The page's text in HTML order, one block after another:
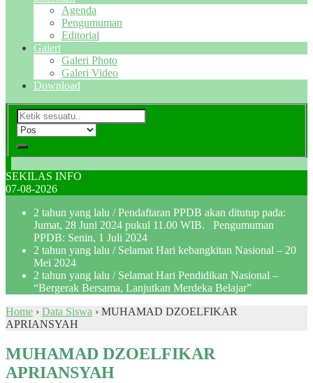
Agenda
Pengumuman
Editorial
Galeri
Galeri Photo
Galeri Video
Download
SEKILAS INFO
07-08-2026
2 tahun yang lalu / Pendaftaran PPDB akan ditutup pada:
Jumat, 28 Juni 2024 pukul 11.00 WIB. Pengumuman
PPDB: Senin, 1 Juli 2024
2 tahun yang lalu / Selamat Hari kebangkitan Nasional – 20
Mei 2024
2 tahun yang lalu / Selamat Hari Pendidikan Nasional –
“Bergerak Bersama, Lanjutkan Merdeka Belajar”
Home › Data Siswa › MUHAMAD DZOELFIKAR
APRIANSYAH
MUHAMAD DZOELFIKAR
APRIANSYAH